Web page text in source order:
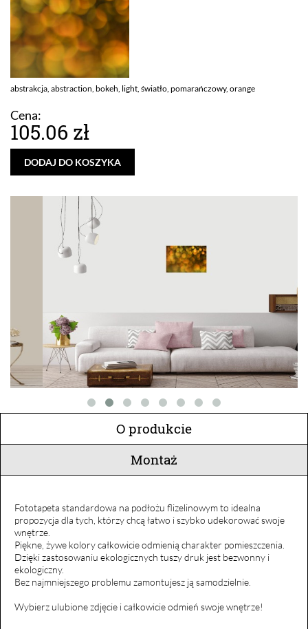
abstrakcja, abstraction, bokeh, light, światło, pomarańczowy, orange
Cena:
105.06 zł
DODAJ DO KOSZYKA
O produkcie
Montaż
Fototapeta standardowa na podłożu flizelinowym to idealna
propozycja dla tych, którzy chcą łatwo i szybko udekorować swoje
wnętrze.
Piękne, żywe kolory całkowicie odmienią charakter pomieszczenia.
Dzięki zastosowaniu ekologicznych tuszy druk jest bezwonny i
ekologiczny.
Bez najmniejszego problemu zamontujesz ją samodzielnie.
Wybierz ulubione zdjęcie i całkowicie odmień swoje wnętrze!